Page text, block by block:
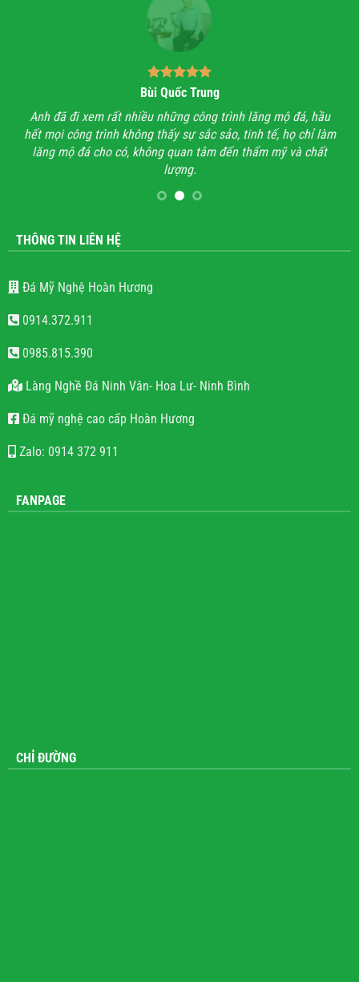
Bùi Quốc Trung
Anh đã đi xem rất nhiều những công trình lăng mộ đá, hầu
hết mọi công trình không thấy sự sắc sảo, tinh tế, họ chỉ làm
lăng mộ đá cho có, không quan tâm đến thẩm mỹ và chất
lượng.
THÔNG TIN LIÊN HỆ
Đá Mỹ Nghệ Hoàn Hương
0914.372.911
0985.815.390
Làng Nghề Đá Ninh Vân- Hoa Lư- Ninh Bình
Đá mỹ nghệ cao cấp Hoàn Hương
Zalo: 0914 372 911
FANPAGE
CHỈ ĐƯỜNG